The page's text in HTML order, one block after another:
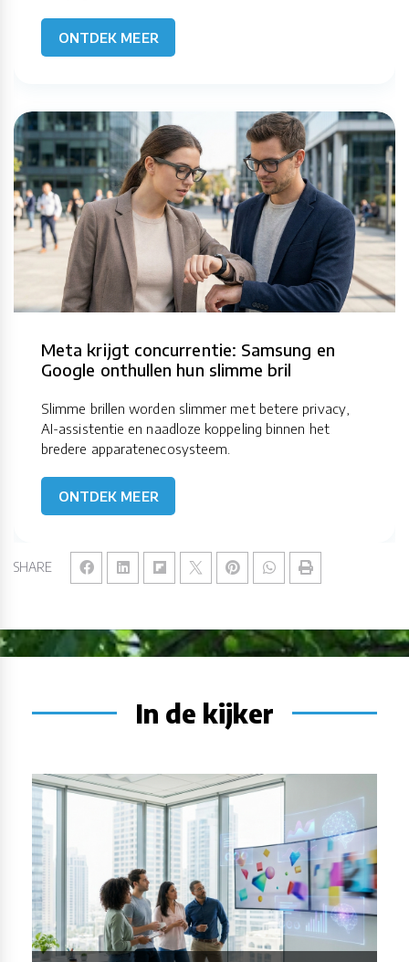
SHARE
ONTDEK MEER
Meta krijgt concurrentie: Samsung en
Google onthullen hun slimme bril
Slimme brillen worden slimmer met betere privacy,
AI-assistentie en naadloze koppeling binnen het
bredere apparatenecosysteem.
ONTDEK MEER
In de kijker